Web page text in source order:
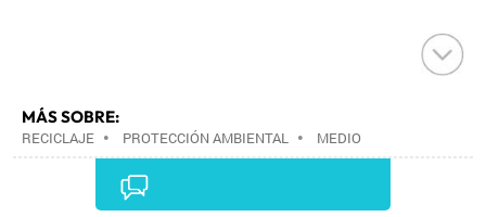
MÁS SOBRE:
RECICLAJE • PROTECCIÓN AMBIENTAL • MEDIO
•